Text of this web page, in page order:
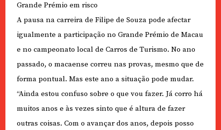
Grande Prémio em risco
A pausa na carreira de Filipe de Souza pode afectar
igualmente a participação no Grande Prémio de Macau
e no campeonato local de Carros de Turismo. No ano
passado, o macaense correu nas provas, mesmo que de
forma pontual. Mas este ano a situação pode mudar.
“Ainda estou confuso sobre o que vou fazer. Já corro há
muitos anos e às vezes sinto que é altura de fazer
outras coisas. Com o avançar dos anos, depois posso